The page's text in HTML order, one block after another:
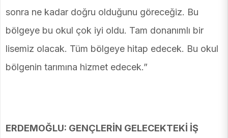
sonra ne kadar doğru olduğunu göreceğiz. Bu
bölgeye bu okul çok iyi oldu. Tam donanımlı bir
lisemiz olacak. Tüm bölgeye hitap edecek. Bu okul
bölgenin tarımına hizmet edecek.”
ERDEMOĞLU: GENÇLERİN GELECEKTEKİ İŞ